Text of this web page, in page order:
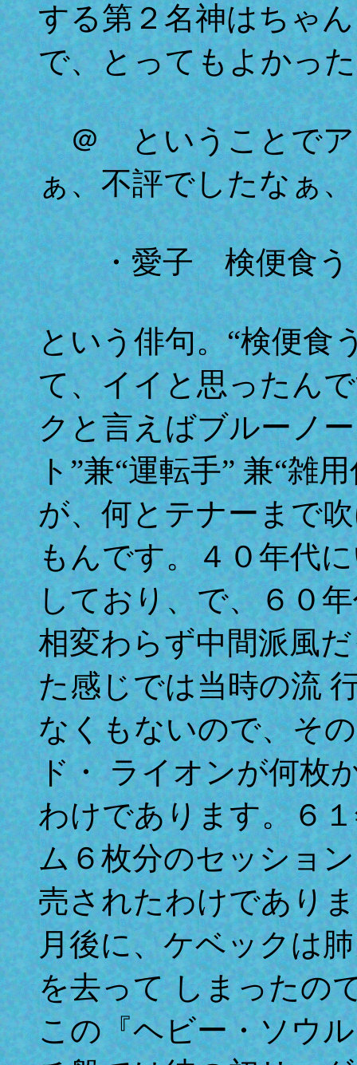
する第２名神はちゃ
で、とってもよかっ
＠ ということでア
ぁ、不評でしたなぁ、
・愛子 検便食う
という俳句。“検便食
て、イイと思ったん
クと言えばブルーノ
ト”兼“運転手” 兼“雑
が、何とテナーまで
もんです。４０年代
しており、で、６０
相変わらず中間派風
た感じでは当時の流
なくもないので、そ
ド・ ライオンが何枚
わけであります。６
ム６枚分のセッショ
売されたわけであり
月後に、ケベックは
を去って しまったの
この『ヘビー・ソウ